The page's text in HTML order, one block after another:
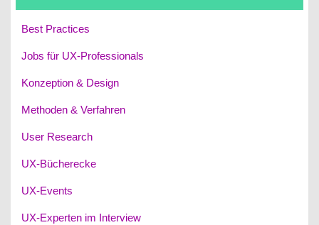
Best Practices
Jobs für UX-Professionals
Konzeption & Design
Methoden & Verfahren
User Research
UX-Bücherecke
UX-Events
UX-Experten im Interview